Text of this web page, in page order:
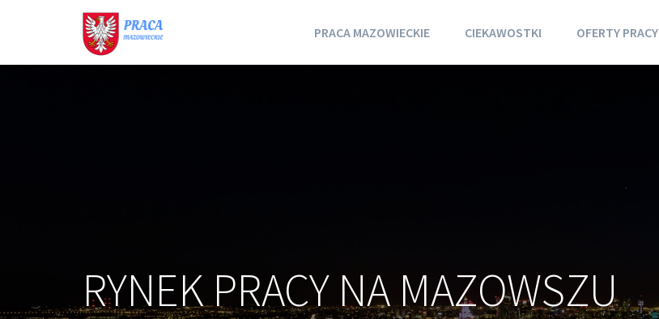
PRACA MAZOWIECKIE CIEKAWOSTKI OFERTY PRACY
RYNEK PRACY NA MAZOWSZU